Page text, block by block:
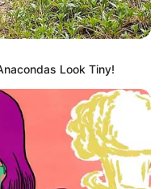
Look Tiny!